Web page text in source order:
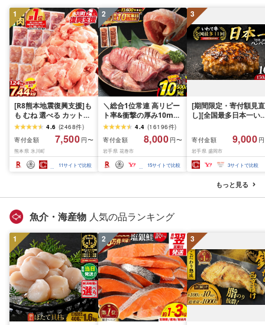
1
[R8熊本地震復興支援]も
も むね 選べる カット済
鶏 小分け 1万円以下 ふ
るさと納税 鶏肉 うまか
チキン [出荷時期をお選
びください]熊本県産 肉
定期便 とり とり肉 とり
むね 鳥もも肉 小分けバ
4.6 (2468件)
寄付金額
7,500 円〜
熊本県 氷川町
11サイトで比較
2
＼総合1位常連 高リピー
ト率&衝撃の厚み10mm
厚切り牛タン 塩味/ ≪ス
ピード発送!!10営業日以
内発送≫ 選べる内容量
500g / 1kg 定期便 毎月
届く 牛肉 肉 BBQ ふるさ
と 人気 ランキング 岩手
4.4 (16196件)
寄付金額
8,000 円〜
岩手県 花巻市
15サイトで比較
3
[期間限定・寄付額見直
し][全国最多日本一い
1.5kg(150g×10個) い
て牛 × 岩中豚 ハンバー
グ 合挽き 合い挽き 黒
和牛 人気 冷凍 個包装
分け 冷凍 牛肉 豚肉 和
ビーフ ポーク はんば
ぐ 挽肉 お肉 ミンチ 肉
お弁当 hannba-gu ラ
寄付金額 9,000
岩手県 盛岡市
3サイトで比較
もっと見る
魚介・海産物 人気の品ランキング
1 2 3